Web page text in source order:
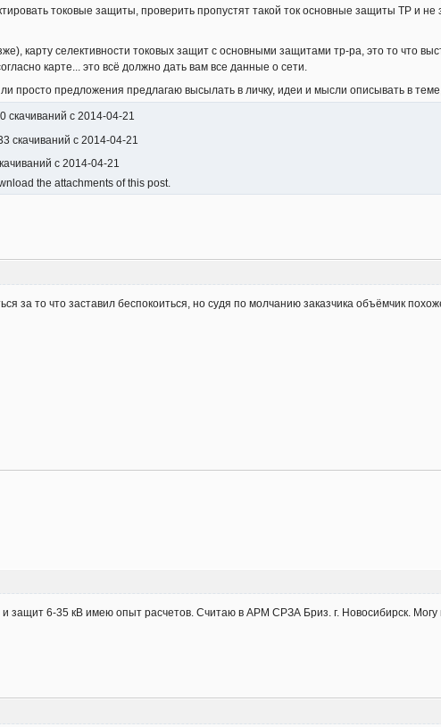
токовые защиты, проверить пропустят такой ток основные защиты ТР и не
карту селективности токовых защит с основными защитами тр-ра, это то что
карте... это всё должно дать вам все данные о сети.
просто предложения предлагаю высылать в личку, идеи и мысли описывать в теме,
скачиваний с 2014-04-21
скачиваний с 2014-04-21
с 2014-04-21
the attachments of this post.
за то что заставил беспокоиться, но судя по молчанию заказчика объёмчик
защит 6-35 кВ имею опыт расчетов. Считаю в АРМ СРЗА Бриз. г. Новосибирск. Могу